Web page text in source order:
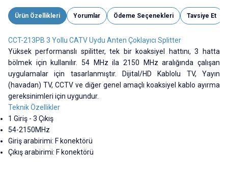
Ürün Özellikleri Yorumlar Ödeme Seçenekleri Tavsiye Et
CCT-213PB 3 Yollu CATV Uydu Anten Çoklayıcı Splitter
Yüksek performanslı spilitter, tek bir koaksiyel hattını, 3 hatta
bölmek için kullanılır. 54 MHz ila 2150 MHz aralığında çalışan
uygulamalar için tasarlanmıştır. Dijital/HD Kablolu TV, Yayın
(havadan) TV, CCTV ve diğer genel amaçlı koaksiyel kablo ayırma
gereksinimleri için uygundur.
Teknik Özellikler
1 Giriş - 3 Çıkış
54-2150MHz
Giriş arabirimi: F konektörü
Çıkış arabirimi: F konektörü